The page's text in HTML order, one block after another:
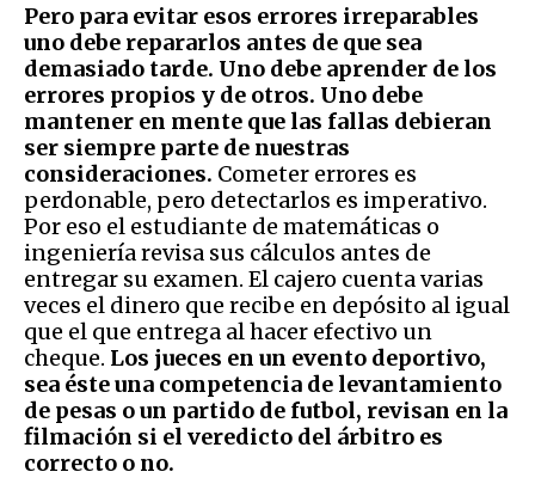
Pero para evitar esos errores irreparables
uno debe repararlos antes de que sea
demasiado tarde. Uno debe aprender de los
errores propios y de otros. Uno debe
mantener en mente que las fallas debieran
ser siempre parte de nuestras
consideraciones. Cometer errores es
perdonable, pero detectarlos es imperativo.
Por eso el estudiante de matemáticas o
ingeniería revisa sus cálculos antes de
entregar su examen. El cajero cuenta varias
veces el dinero que recibe en depósito al igual
que el que entrega al hacer efectivo un
cheque. Los jueces en un evento deportivo,
sea éste una competencia de levantamiento
de pesas o un partido de futbol, revisan en la
filmación si el veredicto del árbitro es
correcto o no.